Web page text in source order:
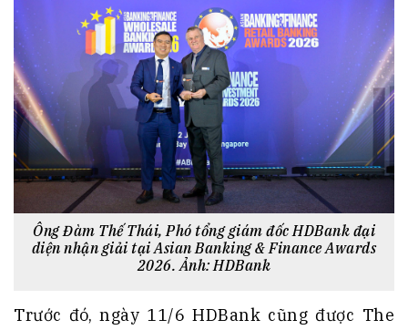
Ông Đàm Thế Thái, Phó tổng giám đốc HDBank đại
diện nhận giải tại Asian Banking & Finance Awards
2026. Ảnh: HDBank
Trước đó, ngày 11/6 HDBank cũng được The